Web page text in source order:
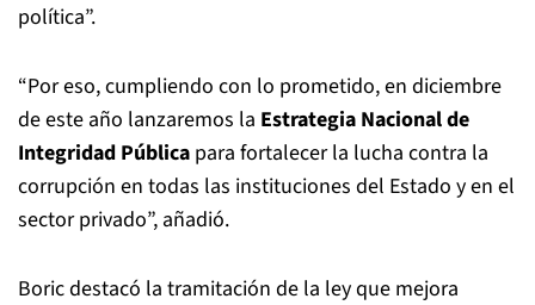
política”.
“Por eso, cumpliendo con lo prometido, en diciembre
de este año lanzaremos la Estrategia Nacional de
Integridad Pública para fortalecer la lucha contra la
corrupción en todas las instituciones del Estado y en el
sector privado”, añadió.
Boric destacó la tramitación de la ley que mejora